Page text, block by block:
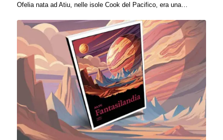
Ofelia nata ad Atiu, nelle isole Cook del Pacifico, era una…